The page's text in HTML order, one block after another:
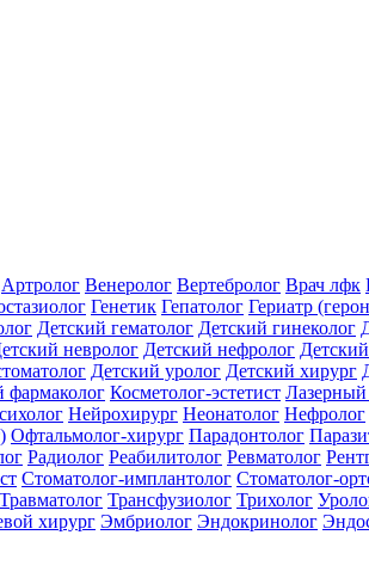
Артролог Венеролог Вертебролог Врач лфк
Генетик Гепатолог Гериатр
Детский гематолог Детский гинеколог
невролог Детский нефролог
Детский уролог Детский хирург
фармаколог Косметолог-эстетист Лазерный
Нейрохирург Неонатолог Нефролог
Офтальмолог-хирург Парадонтолог
Радиолог Реабилитолог Ревматолог
Стоматолог-имплантолог Стоматолог-
Травматолог Трансфузиолог Трихолог
хирург Эмбриолог Эндокринолог